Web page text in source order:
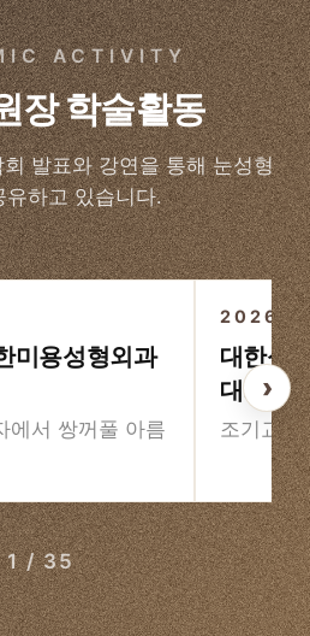
ACTIVITY
장 학술활동
발표와 강연을 통해 눈성형
유하고 있습니다.
›
3/3
미용성형외과
에서 쌍꺼풀 아름
2026
대한성
대회
조기교정
1 / 35